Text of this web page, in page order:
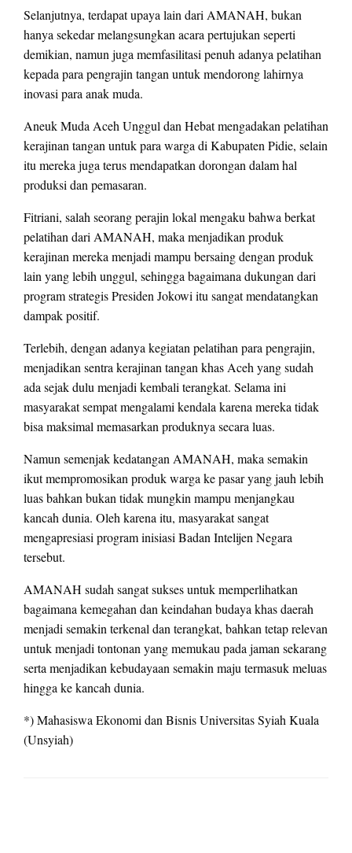
Selanjutnya, terdapat upaya lain dari AMANAH, bukan
hanya sekedar melangsungkan acara pertujukan seperti
demikian, namun juga memfasilitasi penuh adanya pelatihan
kepada para pengrajin tangan untuk mendorong lahirnya
inovasi para anak muda.
Aneuk Muda Aceh Unggul dan Hebat mengadakan pelatihan
kerajinan tangan untuk para warga di Kabupaten Pidie, selain
itu mereka juga terus mendapatkan dorongan dalam hal
produksi dan pemasaran.
Fitriani, salah seorang perajin lokal mengaku bahwa berkat
pelatihan dari AMANAH, maka menjadikan produk
kerajinan mereka menjadi mampu bersaing dengan produk
lain yang lebih unggul, sehingga bagaimana dukungan dari
program strategis Presiden Jokowi itu sangat mendatangkan
dampak positif.
Terlebih, dengan adanya kegiatan pelatihan para pengrajin,
menjadikan sentra kerajinan tangan khas Aceh yang sudah
ada sejak dulu menjadi kembali terangkat. Selama ini
masyarakat sempat mengalami kendala karena mereka tidak
bisa maksimal memasarkan produknya secara luas.
Namun semenjak kedatangan AMANAH, maka semakin
ikut mempromosikan produk warga ke pasar yang jauh lebih
luas bahkan bukan tidak mungkin mampu menjangkau
kancah dunia. Oleh karena itu, masyarakat sangat
mengapresiasi program inisiasi Badan Intelijen Negara
tersebut.
AMANAH sudah sangat sukses untuk memperlihatkan
bagaimana kemegahan dan keindahan budaya khas daerah
menjadi semakin terkenal dan terangkat, bahkan tetap relevan
untuk menjadi tontonan yang memukau pada jaman sekarang
serta menjadikan kebudayaan semakin maju termasuk meluas
hingga ke kancah dunia.
*) Mahasiswa Ekonomi dan Bisnis Universitas Syiah Kuala
(Unsyiah)